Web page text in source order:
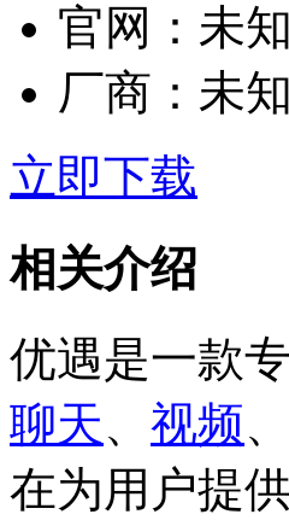
官网： 未知
厂商： 未知
立即下载
相关介绍
优遇是一款
聊天、 视频、
在为用户提